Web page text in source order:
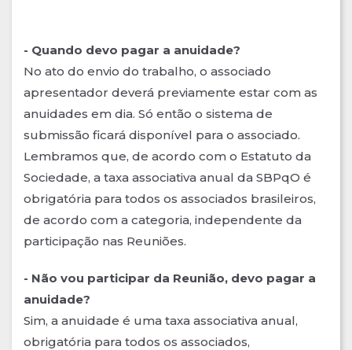
- Quando devo pagar a anuidade?
No ato do envio do trabalho, o associado
apresentador deverá previamente estar com as
anuidades em dia. Só então o sistema de
submissão ficará disponível para o associado.
Lembramos que, de acordo com o Estatuto da
Sociedade, a taxa associativa anual da SBPqO é
obrigatória para todos os associados brasileiros,
de acordo com a categoria, independente da
participação nas Reuniões.
- Não vou participar da Reunião, devo pagar a
anuidade?
Sim, a anuidade é uma taxa associativa anual,
obrigatória para todos os associados,